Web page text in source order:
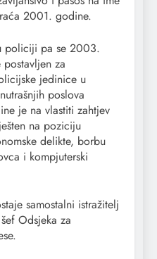
2001. godine.
policiji pa se 2003.
za
jedinice u
poslova
je na vlastiti zahtjev
na poziciju
delikte, borbu
i kompjuterski
samostalni istražitelj
Odsjeka za